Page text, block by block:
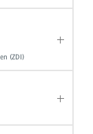
(ZDI)